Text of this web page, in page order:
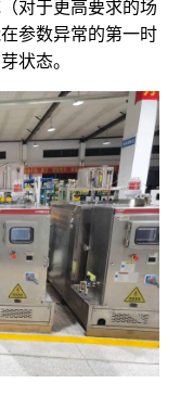
对于更高要求的场
参数异常的第一时
状态。